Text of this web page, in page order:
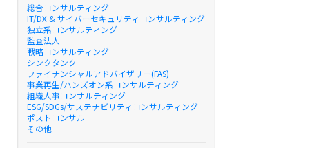
総合コンサルティング
IT/DX & サイバーセキュリティコンサルティング
独立系コンサルティング
監査法人
戦略コンサルティング
シンクタンク
ファイナンシャルアドバイザリー(FAS)
事業再生/ハンズオン系コンサルティング
組織人事コンサルティング
ESG/SDGs/サステナビリティコンサルティング
ポストコンサル
その他